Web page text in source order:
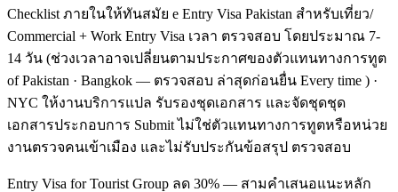
Checklist ภายในให้ทันสมัย e Entry Visa Pakistan สำหรับเที่ยว/
Commercial + Work Entry Visa เวลา ตรวจสอบ โดยประมาณ 7-
14 วัน (ช่วงเวลาอาจเปลี่ยนตามประกาศของตัวแทนทางการทูต
of Pakistan · Bangkok — ตรวจสอบ ล่าสุดก่อนยื่น Every time ) ·
NYC ให้งานบริการแปล รับรองชุดเอกสาร และจัดชุดชุด
เอกสารประกอบการ Submit ไม่ใช่ตัวแทนทางการทูตหรือหน่วย
งานตรวจคนเข้าเมือง และไม่รับประกันข้อสรุป ตรวจสอบ
Entry Visa for Tourist Group ลด 30% — สามคำเสนอแนะหลัก